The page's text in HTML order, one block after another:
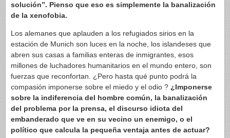
solución”. Pienso que eso es simplemente la banalización
de la xenofobia.
Los alemanes que aplauden a los refugiados sirios en la
estación de Munich son luces en la noche, los islandeses que
abren sus casas a familias enteras de inmigrantes, esos
millones de luchadores humanitarios en el mundo entero, son
fuerzas que reconfortan. ¿Pero hasta qué punto podrá la
compasión imponerse sobre el miedo y el odio ? ¿Imponerse
sobre la indiferencia del hombre común, la banalización
del problema por la prensa, el discurso idiota del
embanderado que ve en su vecino un enemigo, o el
político que calcula la pequeña ventaja antes de actuar?